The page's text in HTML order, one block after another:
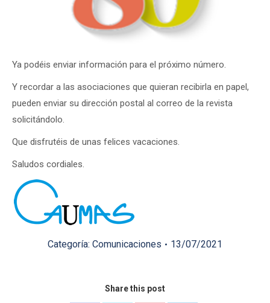
Ya podéis enviar información para el próximo número.
Y recordar a las asociaciones que quieran recibirla en papel,
pueden enviar su dirección postal al correo de la revista
solicitándolo.
Que disfrutéis de unas felices vacaciones.
Saludos cordiales.
Categoría: Comunicaciones 13/07/2021
Share this post